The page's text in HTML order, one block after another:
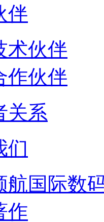
伴
术伙伴
作伙伴
关系
们
航国际数
作